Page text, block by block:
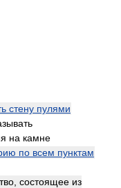
стену пулями
на камне
по всем пунктам
состоящее из